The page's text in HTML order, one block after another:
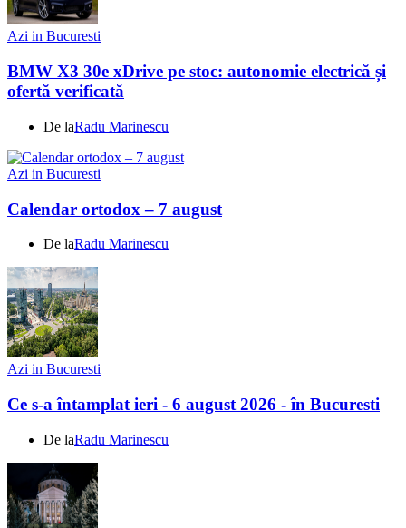
Azi in Bucuresti
BMW X3 30e xDrive pe stoc: autonomie electrică și
ofertă verificată
De laRadu Marinescu
Azi in Bucuresti
Calendar ortodox – 7 august
De laRadu Marinescu
Azi in Bucuresti
Ce s-a întamplat ieri - 6 august 2026 - în Bucuresti
De laRadu Marinescu